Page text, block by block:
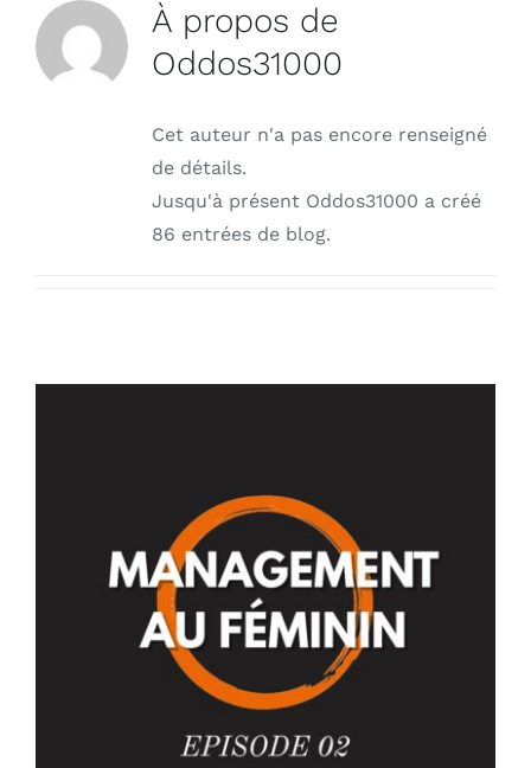
Outlet
Contact
À propos de
Oddos31000
Cet auteur n'a pas encore renseigné
de détails.
Jusqu'à présent Oddos31000 a créé
86 entrées de blog.